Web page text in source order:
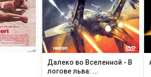
Далеко во Вселенной - В
логове льва: ...